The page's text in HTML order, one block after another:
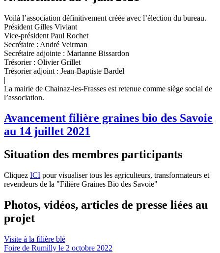
Voilà l’association définitivement créée avec l’élection du bureau.
Président Gilles Viviant
Vice-président Paul Rochet
Secrétaire : André Veirman
Secrétaire adjointe : Marianne Bissardon
Trésorier : Olivier Grillet
Trésorier adjoint : Jean-Baptiste Bardel
|
La mairie de Chainaz-les-Frasses est retenue comme siège social de
l’association.
Avancement filière graines bio des Savoie
au 14 juillet 2021
Situation des membres participants
Cliquez ICI pour visualiser tous les agriculteurs, transformateurs et
revendeurs de la "Filière Graines Bio des Savoie"
Photos, vidéos, articles de presse liées au
projet
Visite à la filière blé
Foire de Rumilly le 2 octobre 2022